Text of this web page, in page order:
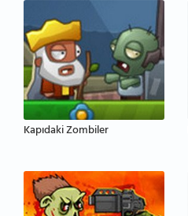
Kapıdaki Zombiler